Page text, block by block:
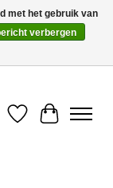
Verlanglijst
met het gebruik van
verbergen